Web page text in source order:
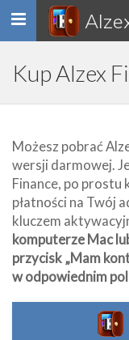
Toggle
navigation
Kup Alzex
Możesz pobrać
wersji darmowej.
Finance, po prostu
płatności na Twój
kluczem
komputerze Mac
przycisk „Mam
w odpowiednim